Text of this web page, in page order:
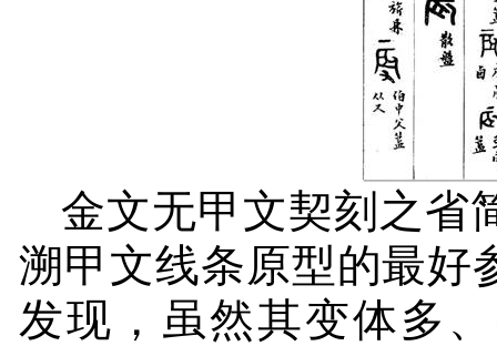
金文无甲文契刻之省
溯甲文线条原型的最好
发现，虽然其变体多